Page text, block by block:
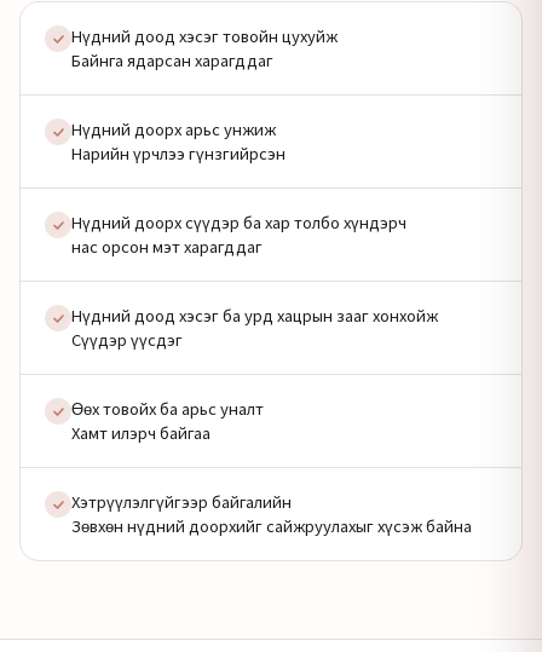
Нүдний доод хэсэг товойн цухуйж
Байнга ядарсан харагддаг
Нүдний доорх арьс унжиж
Нарийн үрчлээ гүнзгийрсэн
Нүдний доорх сүүдэр ба хар толбо хүндэрч
нас орсон мэт харагддаг
Нүдний доод хэсэг ба урд хацрын зааг хонхойж
Сүүдэр үүсдэг
Өөх товойх ба арьс уналт
Хамт илэрч байгаа
Хэтрүүлэлгүйгээр байгалийн
Зөвхөн нүдний доорхийг сайжруулахыг хүсэж байна